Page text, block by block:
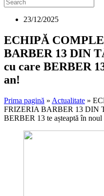
23/12/2025
ECHIPĂ
BARBER 13 DIN
cu care BERBER
an!
Prima pagină » Actualitate »
FRIZERIA BARBER 13 DIN
BERBER 13 te așteaptă în noul